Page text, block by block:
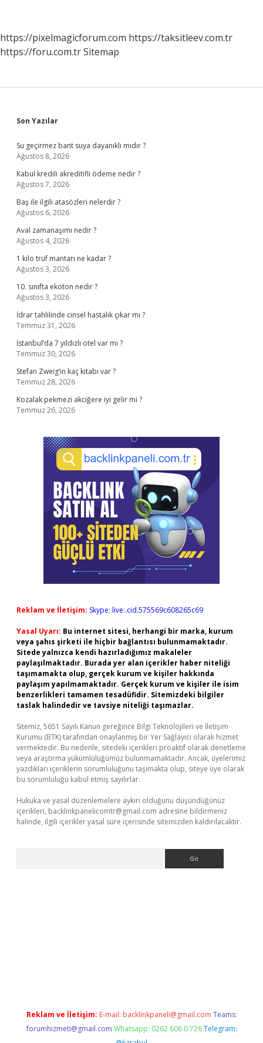
https://pixelmagicforum.com https://taksitleev.com.tr
https://foru.com.trSitemap
Sidebar
Son Yazılar
Su geçirmez bant suya dayanıklı mıdır ?
Ağustos 8, 2026
Kabul kredili akreditifli ödeme nedir ?
Ağustos 7, 2026
Baş ile ilgili atasözleri nelerdir ?
Ağustos 6, 2026
Aval zamanaşımı nedir ?
Ağustos 4, 2026
1 kilo trüf mantarı ne kadar ?
Ağustos 3, 2026
10. sınıfta ekoton nedir ?
Ağustos 3, 2026
İdrar tahlilinde cinsel hastalık çıkar mı ?
Temmuz 31, 2026
İstanbul’da 7 yıldızlı otel var mı ?
Temmuz 30, 2026
Stefan Zweig’in kaç kitabı var ?
Temmuz 28, 2026
Kozalak pekmezi akciğere iyi gelir mi ?
Temmuz 26, 2026
Reklam ve İletişim: Skype: live:.cid.575569c608265c69
Yasal Uyarı: Bu internet sitesi, herhangi bir marka, kurum
veya şahıs şirketi ile hiçbir bağlantısı bulunmamaktadır.
Sitede yalnızca kendi hazırladığımız makaleler
paylaşılmaktadır. Burada yer alan içerikler haber niteliği
taşımamakta olup, gerçek kurum ve kişiler hakkında
paylaşım yapılmamaktadır. Gerçek kurum ve kişiler ile isim
benzerlikleri tamamen tesadüfidir. Sitemizdeki bilgiler
taslak halindedir ve tavsiye niteliği taşımazlar.
Sitemiz, 5651 Sayılı Kanun gereğince Bilgi Teknolojileri ve İletişim
Kurumu (BTK) tarafından onaylanmış bir Yer Sağlayıcı olarak hizmet
vermektedir. Bu nedenle, sitedeki içerikleri proaktif olarak denetleme
veya araştırma yükümlülüğümüz bulunmamaktadır. Ancak, üyelerimiz
yazdıkları içeriklerin sorumluluğunu taşımakta olup, siteye üye olarak
bu sorumluluğu kabul etmiş sayılırlar.
Hukuka ve yasal düzenlemelere aykırı olduğunu düşündüğünüz
içerikleri, backlinkpanelicomtr@gmail.com adresine bildirmeniz
halinde, ilgili içerikler yasal süre içerisinde sitemizden kaldırılacaktır.
Reklam ve İletişim: E-mail: backlinkpaneli@gmail.com Teams:
forumhizmeti@gmail.com Whatsapp: 0262 606 0 726 Telegram: